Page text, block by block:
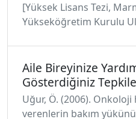
[Yüksek Lisans Tezi,
Yükseköğretim Kurulu
Aile Bireyinize
Gösterdiğiniz
Uğur, Ö. (2006). Onkoloji
verenlerin bakım